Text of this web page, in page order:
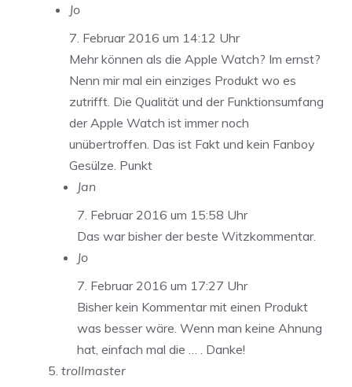
Jo
7. Februar 2016 um 14:12 Uhr
Mehr können als die Apple Watch? Im ernst?
Nenn mir mal ein einziges Produkt wo es
zutrifft. Die Qualität und der Funktionsumfang
der Apple Watch ist immer noch
unübertroffen. Das ist Fakt und kein Fanboy
Gesülze. Punkt
Jan
7. Februar 2016 um 15:58 Uhr
Das war bisher der beste Witzkommentar.
Jo
7. Februar 2016 um 17:27 Uhr
Bisher kein Kommentar mit einen Produkt
was besser wäre. Wenn man keine Ahnung
hat, einfach mal die … . Danke!
trollmaster